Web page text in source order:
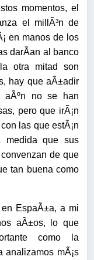
momentos, el
el millÃ³n de
en manos de los
darÃ­an al banco
otra mitad son
hay que aÃ±adir
aÃºn no se han
pero que irÃ¡n
las que estÃ¡n
medida que sus
de que
tan buena como
EspaÃ±a, a mi
aÃ±os, lo que
como la
analizamos mÃ¡s